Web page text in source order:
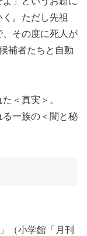
。ただし先祖
その度に死人が
補者たちと自動
＜真実＞。
一族の＜闇と秘
（小学館「月刊